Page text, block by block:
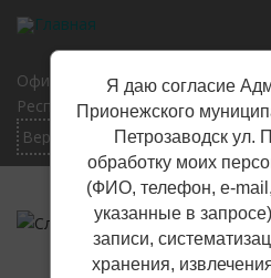
Перейти
основному
содержанию
Я даю согласие
Прионежского
Петрозаводск ул.
обработку моих
(ФИО, телефон, е-
указанные в
записи,
хранения,
Официальный сайт
Республики Карелия